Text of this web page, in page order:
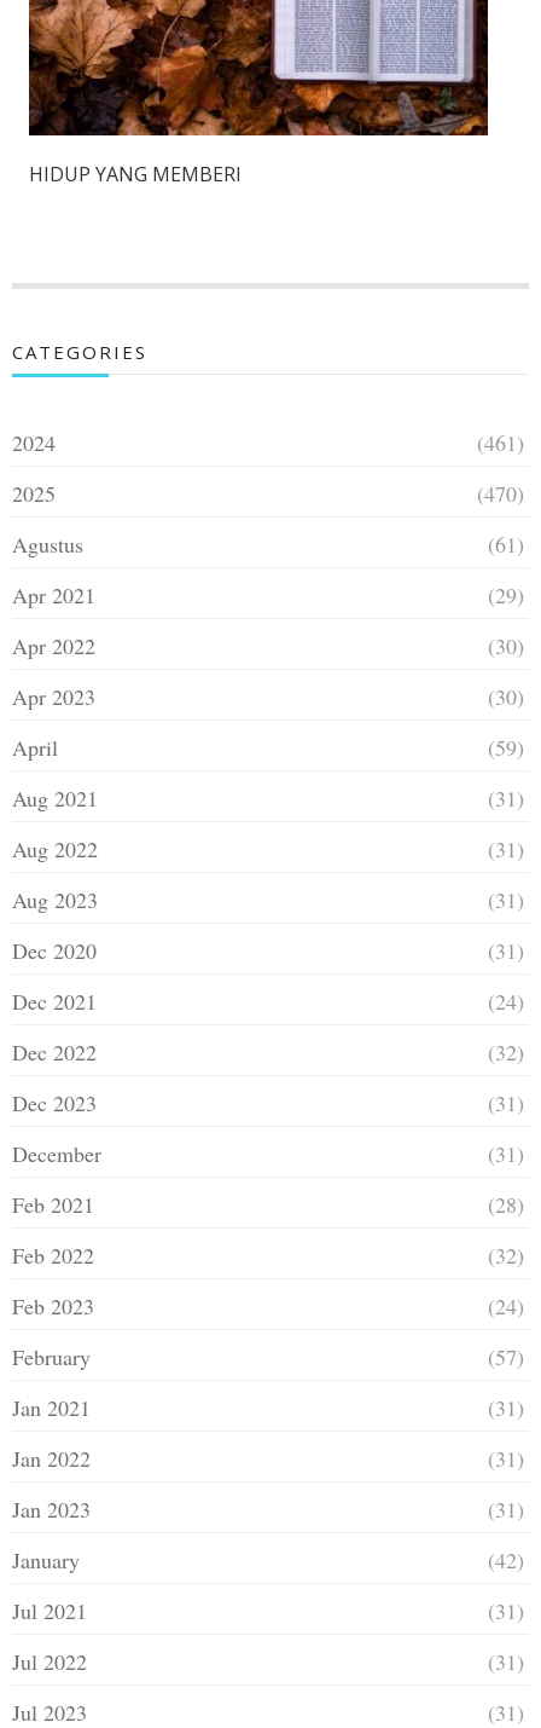
HIDUP YANG MEMBERI
CATEGORIES
2024
(461)
2025
(470)
Agustus
(61)
Apr 2021
(29)
Apr 2022
(30)
Apr 2023
(30)
April
(59)
Aug 2021
(31)
Aug 2022
(31)
Aug 2023
(31)
Dec 2020
(31)
Dec 2021
(24)
Dec 2022
(32)
Dec 2023
(31)
December
(31)
Feb 2021
(28)
Feb 2022
(32)
Feb 2023
(24)
February
(57)
Jan 2021
(31)
Jan 2022
(31)
Jan 2023
(31)
January
(42)
Jul 2021
(31)
Jul 2022
(31)
Jul 2023
(31)